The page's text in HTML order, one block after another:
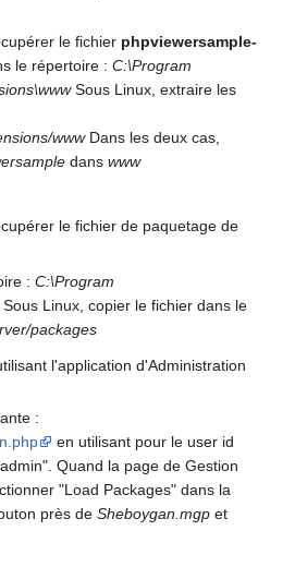
le fichier phpviewersample-
le répertoire : C:\Program
Sous Linux, extraire les
wwwDans les deux cas,
dans www
le fichier de paquetage de
: C:\Program
Sous Linux, copier le fichier dans le
packages
l'application d'Administration
:
en utilisant pour le user id
Quand la page de Gestion
"Load Packages" dans la
près de Sheboygan.mgp et